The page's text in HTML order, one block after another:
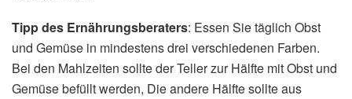
Tipp des Ernährungsberaters: Essen Sie täglich Obst
und Gemüse in mindestens drei verschiedenen Farben.
Bei den Mahlzeiten sollte der Teller zur Hälfte mit Obst und
Gemüse befüllt werden, Die andere Hälfte sollte aus